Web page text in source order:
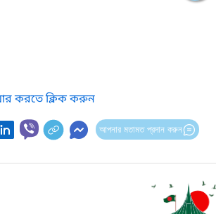
করতে ক্লিক করুন
আপনার মতামত প্রদান করুন